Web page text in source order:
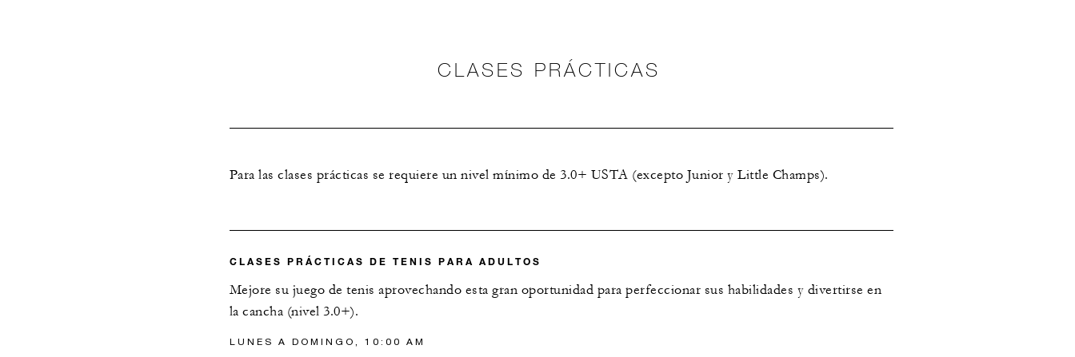
CLASES PRÁCTICAS
Para las clases prácticas se requiere un nivel mínimo de 3.0+ USTA (excepto Junior y Little Champs).
CLASES PRÁCTICAS DE TENIS PARA ADULTOS
Mejore su juego de tenis aprovechando esta gran oportunidad para perfeccionar sus habilidades y divertirse en
la cancha (nivel 3.0+).
LUNES A DOMINGO, 10:00 AM